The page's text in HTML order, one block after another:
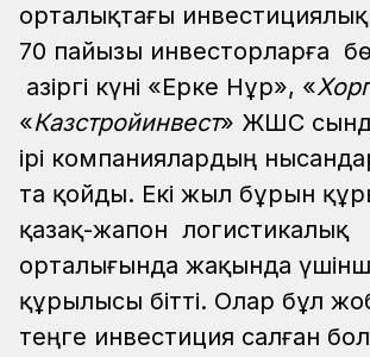
орталықтағы
70 пайызы инвесторларға
Қазіргі күні «Ерке Нұр», «
«Казстройинвест» ЖШС
ірі компаниялардың
та қойды. Екі жыл бұрын
қазақ-жапон логистикалық
орталығында жақында
құрылысы бітті. Олар бұл
теңге инвестиция салған